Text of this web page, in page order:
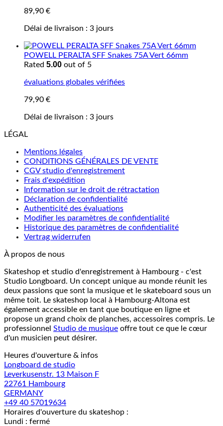
89,90 €
Délai de livraison : 3 jours
POWELL PERALTA SFF Snakes 75A Vert 66mm
Rated 5.00 out of 5
évaluations globales vérifiées
79,90 €
Délai de livraison : 3 jours
LÉGAL
Mentions légales
CONDITIONS GÉNÉRALES DE VENTE
CGV studio d'enregistrement
Frais d'expédition
Information sur le droit de rétractation
Déclaration de confidentialité
Authenticité des évaluations
Modifier les paramètres de confidentialité
Historique des paramètres de confidentialité
Vertrag widerrufen
À propos de nous
Skateshop et studio d'enregistrement à Hambourg - c'est
Studio Longboard. Un concept unique au monde réunit les
deux passions que sont la musique et le skateboard sous un
même toit. Le skateshop local à Hambourg-Altona est
également accessible en tant que boutique en ligne et
propose un grand choix de planches, accessoires compris. Le
professionnel Studio de musique offre tout ce que le cœur
d'un musicien peut désirer.
Heures d'ouverture & infos
Longboard de studio
Leverkusenstr. 13 Maison F
22761 Hambourg
GERMANY
+49 40 57019634
Horaires d'ouverture du skateshop :
Lundi : fermé